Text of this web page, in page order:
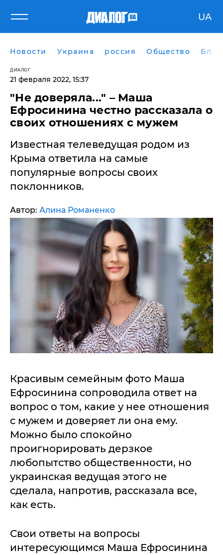
UA
Новости Украина россия Общество
ДИАЛОГ
21 февраля 2022, 15:37
"Не доверяла..." – Маша
Ефросинина честно рассказала о
своих отношениях с мужем
Известная телеведущая родом из
Крыма ответила на самые
популярные вопросы своих
поклонников.
Автор: Алина Романенко
Красивым семейным фото Маша
Ефросинина сопроводила ответ на
вопрос о том, какие у нее отношения
с мужем и доверяет ли она ему.
Можно было спокойно
проигнорировать дерзкое
любопытство общественности, но
украинская ведущая этого не
сделала, напротив, рассказала все,
как есть.
Свои ответы на вопросы
интересующимся Маша Ефросинина